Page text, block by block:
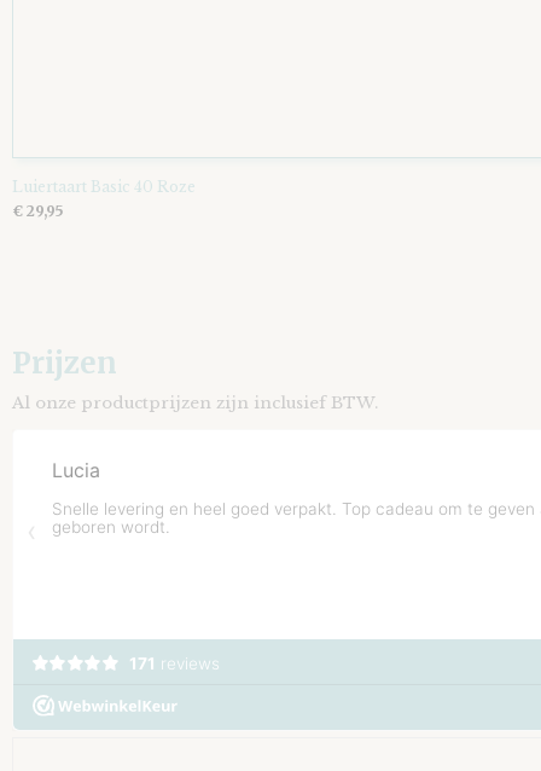
Luiertaart Basic 40 Roze
€ 29,95
Prijzen
Al onze productprijzen zijn inclusief BTW.